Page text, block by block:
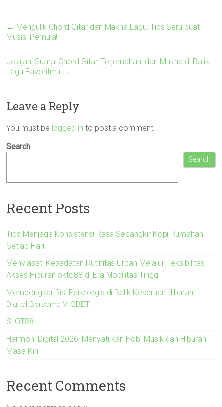
← Mengulik Chord Gitar dan Makna Lagu: Tips Seru buat
Musisi Pemula!
Jelajahi Suara: Chord Gitar, Terjemahan, dan Makna di Balik
Lagu Favoritmu →
Leave a Reply
You must be logged in to post a comment.
Search
Search
Recent Posts
Tips Menjaga Konsistensi Rasa Secangkir Kopi Rumahan
Setiap Hari
Menyiasati Kepadatan Rutinitas Urban Melalui Fleksibilitas
Akses Hiburan okto88 di Era Mobilitas Tinggi
Membongkar Sisi Psikologis di Balik Keseruan Hiburan
Digital Bersama VIOBET
SLOT88
Harmoni Digital 2026: Menyatukan Hobi Musik dan Hiburan
Masa Kini
Recent Comments